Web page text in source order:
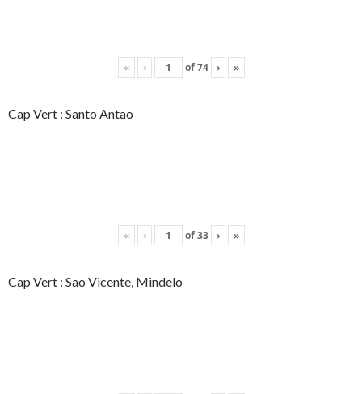
« ‹ of74 › »
Cap Vert : Santo Antao
« ‹ of33 › »
Cap Vert : Sao Vicente, Mindelo